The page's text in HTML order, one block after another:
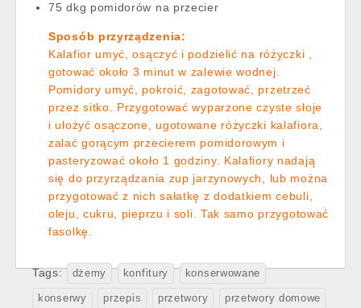
75 dkg pomidorów na przecier
Sposób przyrządzenia:
Kalafior umyć, osączyć i podzielić na różyczki ,
gotować około 3 minut w zalewie wodnej.
Pomidory umyć, pokroić, zagotować, przetrzeć
przez sitko. Przygotować wyparzone czyste słoje
i ułożyć osączone, ugotowane różyczki kalafiora,
zalać gorącym przecierem pomidorowym i
pasteryzować około 1 godziny. Kalafiory nadają
się do przyrządzania zup jarzynowych, lub można
przygotować z nich sałatkę z dodatkiem cebuli,
oleju, cukru, pieprzu i soli. Tak samo przygotować
fasolkę.
Tags: dżemy konfitury konserwowane
konserwy przepis przetwory przetwory domowe